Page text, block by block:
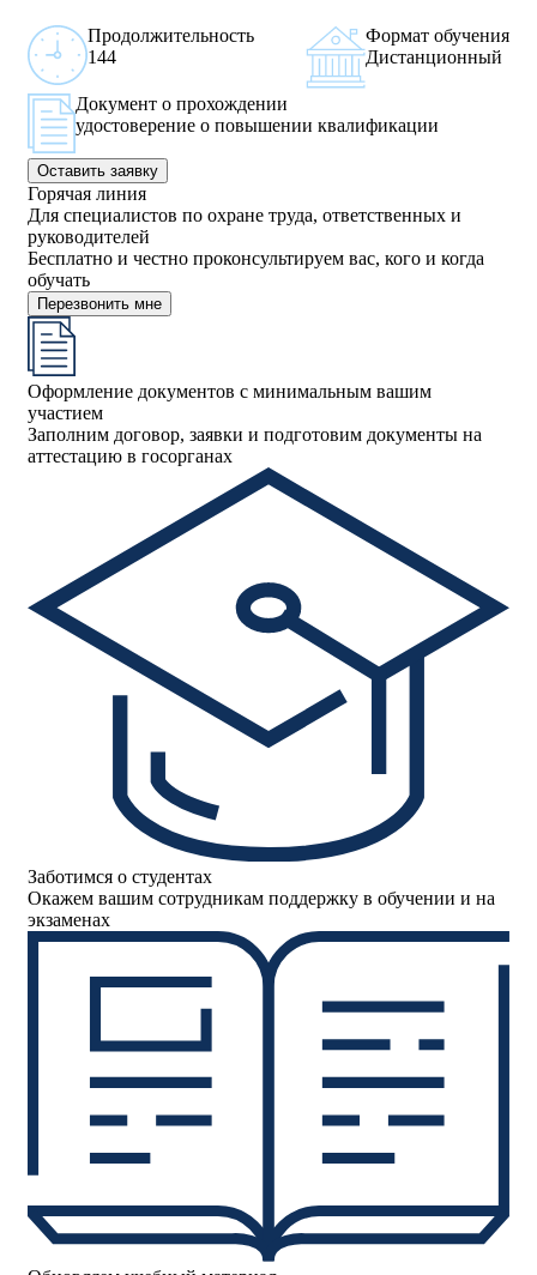
Продолжительность
144
Формат обучения
Дистанционный
Документ о прохождении
удостоверение о повышении квалификации
Оставить заявку
Горячая линия
Для специалистов по охране труда, ответственных и
руководителей
Бесплатно и честно проконсультируем вас, кого и когда
обучать
Перезвонить мне
Оформление документов с минимальным вашим
участием
Заполним договор, заявки и подготовим документы на
аттестацию в госорганах
Заботимся о студентах
Окажем вашим сотрудникам поддержку в обучении и на
экзаменах